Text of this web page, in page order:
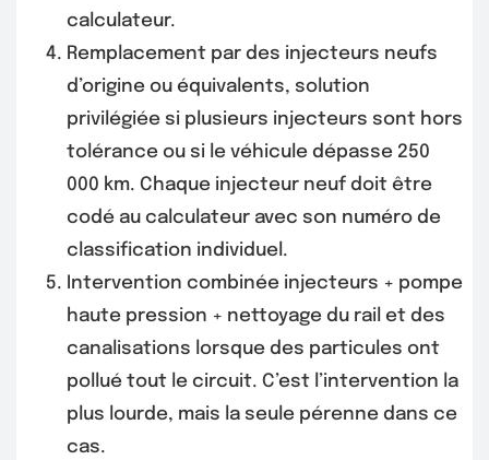
calculateur.
Remplacement par des injecteurs neufs
d’origine ou équivalents, solution
privilégiée si plusieurs injecteurs sont hors
tolérance ou si le véhicule dépasse 250
000 km. Chaque injecteur neuf doit être
codé au calculateur avec son numéro de
classification individuel.
Intervention combinée injecteurs + pompe
haute pression + nettoyage du rail et des
canalisations lorsque des particules ont
pollué tout le circuit. C’est l’intervention la
plus lourde, mais la seule pérenne dans ce
cas.